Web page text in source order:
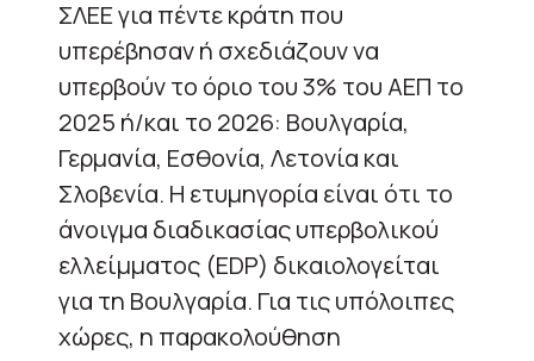
ΣΛΕΕ για πέντε κράτη που
υπερέβησαν ή σχεδιάζουν να
υπερβούν το όριο του 3% του ΑΕΠ το
2025 ή/και το 2026: Βουλγαρία,
Γερμανία, Εσθονία, Λετονία και
Σλοβενία. Η ετυμηγορία είναι ότι το
άνοιγμα διαδικασίας υπερβολικού
ελλείμματος (EDP) δικαιολογείται
για τη Βουλγαρία. Για τις υπόλοιπες
χώρες, η παρακολούθηση